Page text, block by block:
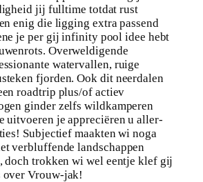
jij fulltime totdat rust
enig die ligging extra passend
je per gij infinity pool idee hebt
Overweldigende
watervallen, ruige
fjorden. Ook dit neerdalen
roadtrip plus/of actiev
ginder zelfs wildkamperen
uitvoeren je appreciëren u aller-
Subjectief maakten wi noga
verbluffende landschappen
doch trokken wi wel eentje klef gij
over Vrouw-jak!